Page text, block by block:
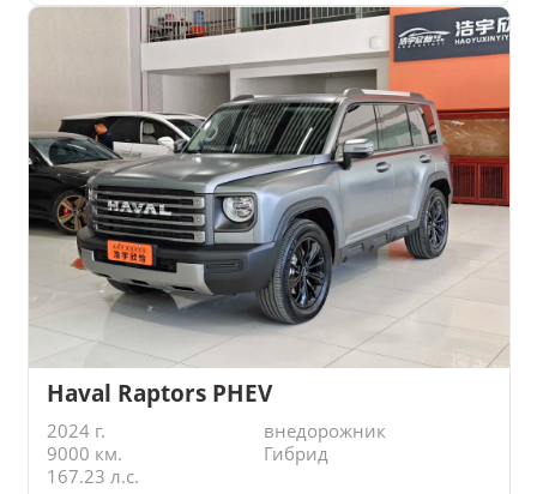
Haval Raptors PHEV
2024 г.
внедорожник
9000 км.
Гибрид
167.23 л.с.